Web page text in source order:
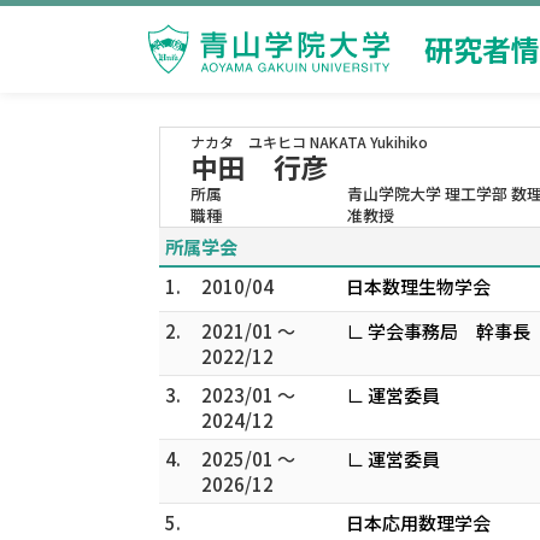
研究者
ナカタ ユキヒコ NAKATA Yukihiko
中田 行彦
所属
青山学院大学 理工学部 数
職種
准教授
所属学会
1.
2010/04
日本数理生物学会
2.
2021/01 ～
2022/12
∟ 学会事務局 幹事長
3.
2023/01 ～
2024/12
∟ 運営委員
4.
2025/01 ～
2026/12
∟ 運営委員
5.
日本応用数理学会